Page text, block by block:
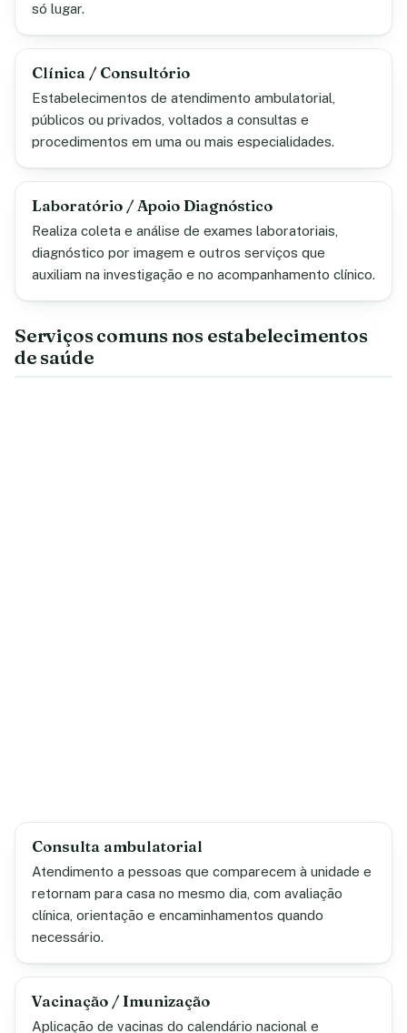
só lugar.
Clínica / Consultório
Estabelecimentos de atendimento ambulatorial,
públicos ou privados, voltados a consultas e
procedimentos em uma ou mais especialidades.
Laboratório / Apoio Diagnóstico
Realiza coleta e análise de exames laboratoriais,
diagnóstico por imagem e outros serviços que
auxiliam na investigação e no acompanhamento clínico.
Serviços comuns nos estabelecimentos
de saúde
Consulta ambulatorial
Atendimento a pessoas que comparecem à unidade e
retornam para casa no mesmo dia, com avaliação
clínica, orientação e encaminhamentos quando
necessário.
Vacinação / Imunização
Aplicação de vacinas do calendário nacional e